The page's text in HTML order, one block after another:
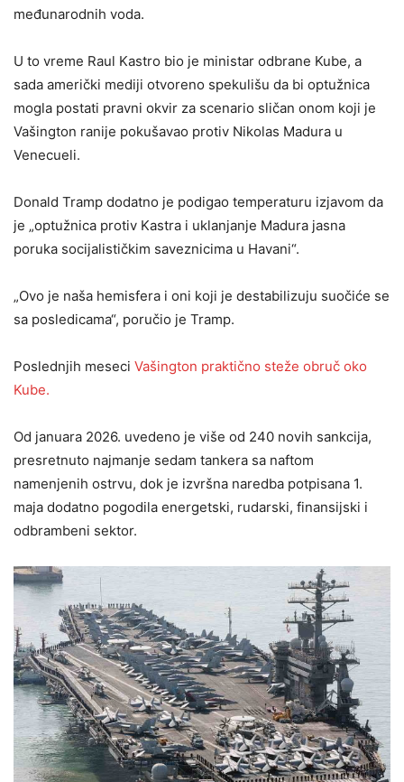
međunarodnih voda.
U to vreme Raul Kastro bio je ministar odbrane Kube, a
sada američki mediji otvoreno spekulišu da bi optužnica
mogla postati pravni okvir za scenario sličan onom koji je
Vašington ranije pokušavao protiv Nikolas Madura u
Venecueli.
Donald Tramp dodatno je podigao temperaturu izjavom da
je „optužnica protiv Kastra i uklanjanje Madura jasna
poruka socijalističkim saveznicima u Havani“.
„Ovo je naša hemisfera i oni koji je destabilizuju suočiće se
sa posledicama“, poručio je Tramp.
Poslednjih meseci Vašington praktično steže obruč oko
Kube.
Od januara 2026. uvedeno je više od 240 novih sankcija,
presretnuto najmanje sedam tankera sa naftom
namenjenih ostrvu, dok je izvršna naredba potpisana 1.
maja dodatno pogodila energetski, rudarski, finansijski i
odbrambeni sektor.